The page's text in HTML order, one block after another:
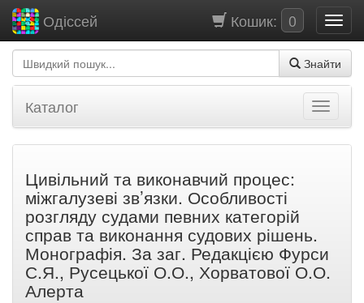
Кошик: 0
Одіссей
Знайти
Каталог
Цивільний та виконавчий процес:
міжгалузеві зв’язки. Особливості
розгляду судами певних категорій
справ та виконання судових рішень.
Монографія. За заг. Редакцією Фурси
С.Я., Русецької О.О., Хорватової О.О.
Алерта